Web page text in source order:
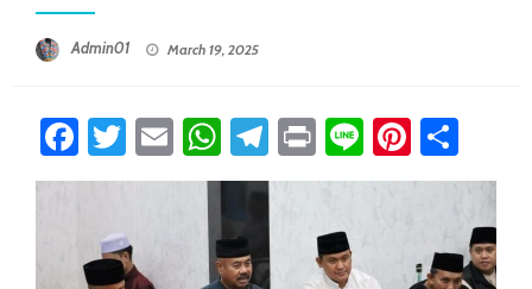
Admin01 March 19, 2025
Facebook
Twitter
EmailWhatsApp
Telegram
PrintLine